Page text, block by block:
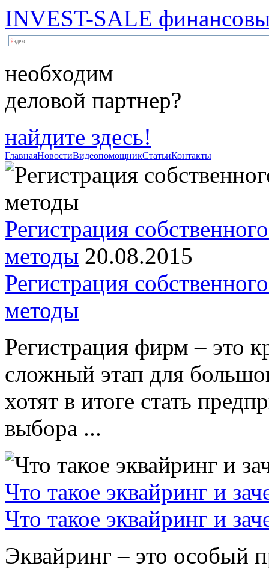
INVEST-SALE
необходим
деловой партнер?
найдите здесь!
ГлавнаяНовостиВидеопомощникСтатьиКонтакты
Регистрация
методы 20.08.2015
Регистрация
методы
Регистрация фирм – это
сложный этап для
хотят в итоге стать
выбора ...
Что такое эквайринг и
Что такое эквайринг и
Эквайринг – это особый